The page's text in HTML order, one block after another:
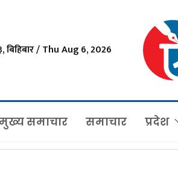
बिहिबार / Thu Aug 6, 2026
समाचार समाचार प्रदेश